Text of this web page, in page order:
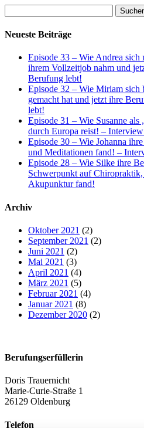
nach:
Neueste Beiträge
Episode 33 – Wie Andrea sich
ihrem Vollzeitjob nahm und
Berufung lebt!
Episode 32 – Wie Miriam sich
gemacht hat und jetzt ihre
lebt!
Episode 31 – Wie Susanne als
durch Europa reist! –
Episode 30 – Wie Johanna
und Meditationen fand! –
Episode 28 – Wie Silke ihre
Schwerpunkt auf
Akupunktur fand!
Archiv
Oktober 2021 (2)
September 2021 (2)
Juni 2021 (2)
Mai 2021 (3)
April 2021 (4)
März 2021 (5)
Februar 2021 (4)
Januar 2021 (8)
Dezember 2020 (2)
Berufungserfüllerin
Doris Trauernicht
Marie-Curie-Straße 1
26129 Oldenburg
Telefon